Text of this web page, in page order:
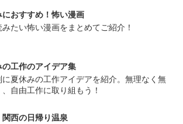
におすすめ！怖い漫画
みたい怖い漫画をまとめてご紹介！
の工作のアイデア集
に夏休みの工作アイデアを紹介。無理なく無
自由工作に取り組もう！
関西の日帰り温泉